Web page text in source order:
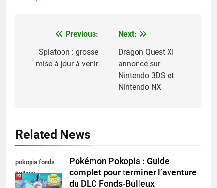
Navigation
l’article
Previous:
Splatoon : grosse
mise à jour à venir
Next:
Dragon Quest XI
annoncé sur
Nintendo 3DS et
Nintendo NX
Related News
pokopia fonds
bulleux
Pokémon Pokopia : Guide
complet pour terminer l’aventure
du DLC Fonds-Bulleux